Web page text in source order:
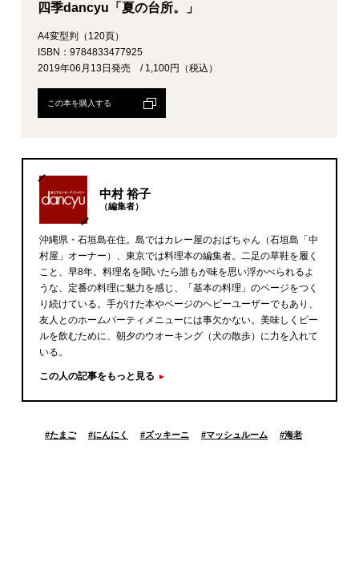
四季dancyu「夏の台所。」
A4変型判（120頁）
ISBN：9784833477925
2019年06月13日発売 / 1,100円（税込）
この本を購入する
中村 裕子
（編集者）
沖縄県・石垣島在住。島ではカレー屋のおばちゃん（石垣島「中
村屋」オーナー）、東京では料理本の編集者。二足の草鞋を履く
こと、早8年。料理名を聞いたら誰もが味を思い浮かべられるよ
うな、定番の料理に魅力を感じ、「基本の料理」のページをつく
り続けている。手がけた本やページのヘビーユーザーでもあり、
友人とのホームパーティメニューには事欠かない。美味しくビー
ルを飲むために、朝夕のウオーキング（犬の散歩）に力を入れて
いる。
この人の記事をもっと見る
#たまご #にんにく #ズッキーニ #マッシュルーム #海老